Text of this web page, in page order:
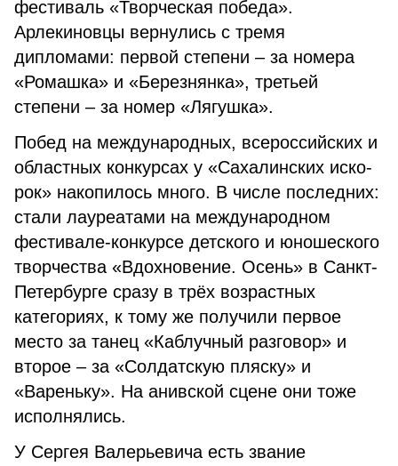
фе­стиваль «Творческая победа».
Арлекиновцы вернулись с тремя
дипломами: первой степени – за номера
«Ромашка» и «Березнян­ка», третьей
степени – за номер «Лягушка».
Побед на международных, всероссийских и
областных кон­курсах у «Сахалинских иско­
рок» накопилось много. В чис­ле последних:
стали лауреатами на международном
фестива­ле-конкурсе детского и юноше­ского
творчества «Вдохновение. Осень» в Санкт-
Петербурге сра­зу в трёх возрастных
категориях, к тому же получили первое
место за танец «Каблучный разговор» и
второе – за «Солдатскую пляску» и
«Вареньку». На анивской сцене они тоже
исполнялись.
У Сергея Валерьевича есть звание